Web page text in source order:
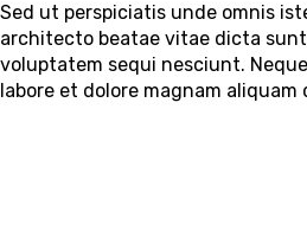
Sed ut perspiciatis unde omnis
architecto beatae vitae dicta
voluptatem sequi nesciunt.
labore et dolore magnam